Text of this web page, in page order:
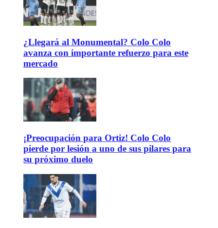
¿Llegará al Monumental? Colo Colo
avanza con importante refuerzo para este
mercado
¡Preocupación para Ortiz! Colo Colo
pierde por lesión a uno de sus pilares para
su próximo duelo